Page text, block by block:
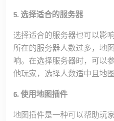
5. 选择适合的服务器
选择适合的服务器也可以影
所在的服务器人数过多，地
响。在选择服务器时，可以
他玩家，选择人数适中且地
6. 使用地图插件
地图插件是一种可以帮助玩